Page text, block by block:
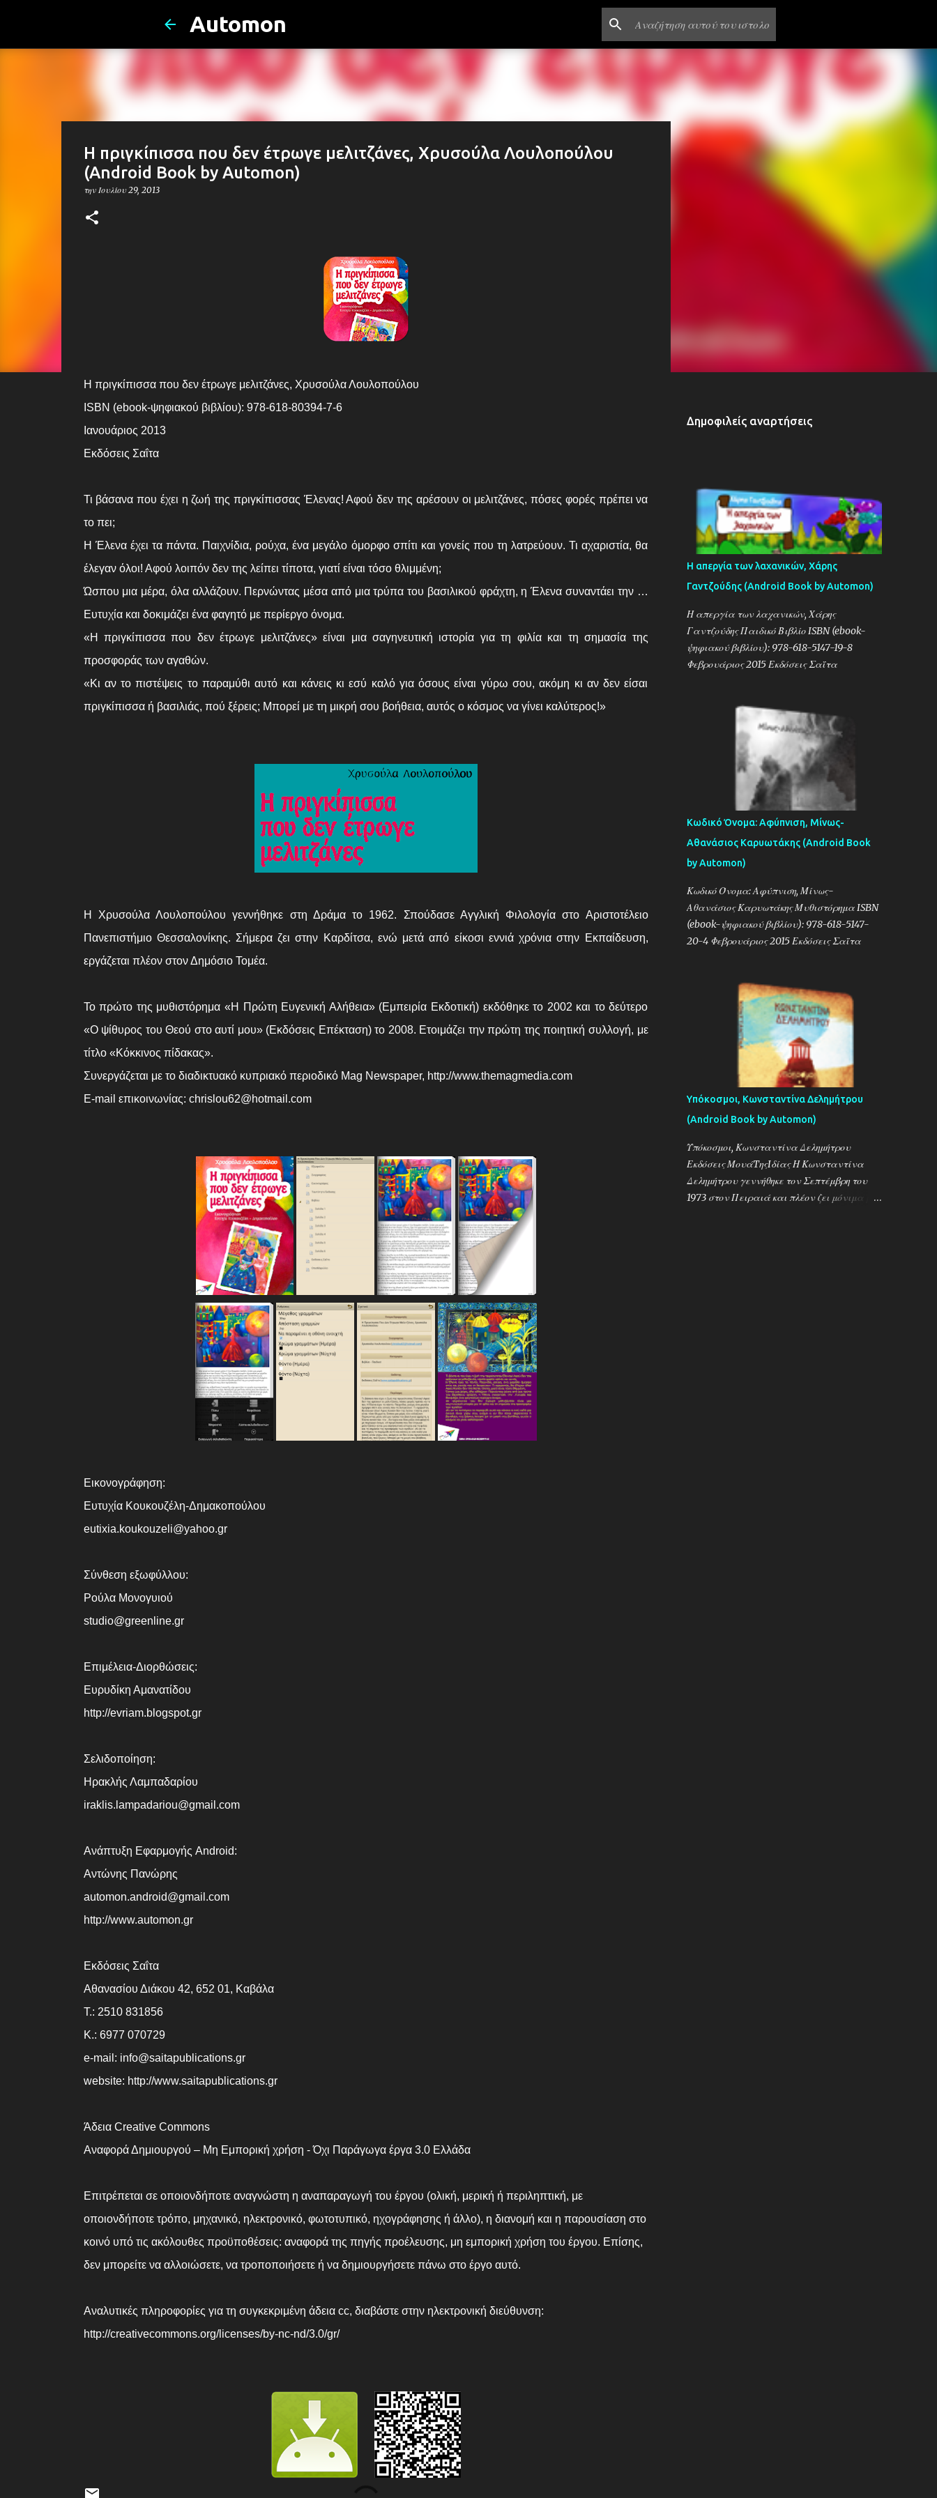
Automon
Η πριγκίπισσα που δεν έτρωγε μελιτζάνες, Χρυσούλα Λουλοπούλου
(Android Book by Automon)
την Ιουλίου 29, 2013
Η πριγκίπισσα που δεν έτρωγε μελιτζάνες, Χρυσούλα Λουλοπούλου
ISBN (ebook-ψηφιακού βιβλίου): 978-618-80394-7-6
Ιανουάριος 2013
Εκδόσεις Σαΐτα
Τι βάσανα που έχει η ζωή της πριγκίπισσας Έλενας! Αφού δεν της αρέσουν οι μελιτζάνες, πόσες φορές πρέπει να
το πει;
Η Έλενα έχει τα πάντα. Παιχνίδια, ρούχα, ένα μεγάλο όμορφο σπίτι και γονείς που τη λατρεύουν. Τι αχαριστία, θα
έλεγαν όλοι! Αφού λοιπόν δεν της λείπει τίποτα, γιατί είναι τόσο θλιμμένη;
Ώσπου μια μέρα, όλα αλλάζουν. Περνώντας μέσα από μια τρύπα του βασιλικού φράχτη, η Έλενα συναντάει την …
Ευτυχία και δοκιμάζει ένα φαγητό με περίεργο όνομα.
«Η πριγκίπισσα που δεν έτρωγε μελιτζάνες» είναι μια σαγηνευτική ιστορία για τη φιλία και τη σημασία της
προσφοράς των αγαθών.
«Κι αν το πιστέψεις το παραμύθι αυτό και κάνεις κι εσύ καλό για όσους είναι γύρω σου, ακόμη κι αν δεν είσαι
πριγκίπισσα ή βασιλιάς, πού ξέρεις; Μπορεί με τη μικρή σου βοήθεια, αυτός ο κόσμος να γίνει καλύτερος!»
Η Χρυσούλα Λουλοπούλου γεννήθηκε στη Δράμα το 1962. Σπούδασε Αγγλική Φιλολογία στο Αριστοτέλειο
Πανεπιστήμιο Θεσσαλονίκης. Σήμερα ζει στην Καρδίτσα, ενώ μετά από είκοσι εννιά χρόνια στην Εκπαίδευση,
εργάζεται πλέον στον Δημόσιο Τομέα.
Το πρώτο της μυθιστόρημα «Η Πρώτη Ευγενική Αλήθεια» (Εμπειρία Εκδοτική) εκδόθηκε το 2002 και το δεύτερο
«Ο ψίθυρος του Θεού στο αυτί μου» (Εκδόσεις Επέκταση) το 2008. Ετοιμάζει την πρώτη της ποιητική συλλογή, με
τίτλο «Κόκκινος πίδακας».
Συνεργάζεται με το διαδικτυακό κυπριακό περιοδικό Mag Newspaper, http://www.themagmedia.com
E-mail επικοινωνίας: chrislou62@hotmail.com
Εικονογράφηση:
Ευτυχία Κουκουζέλη-Δημακοπούλου
eutixia.koukouzeli@yahoo.gr
Σύνθεση εξωφύλλου:
Ρούλα Μονογυιού
studio@greenline.gr
Επιμέλεια-Διορθώσεις:
Ευρυδίκη Αμανατίδου
http://evriam.blogspot.gr
Σελιδοποίηση:
Ηρακλής Λαμπαδαρίου
iraklis.lampadariou@gmail.com
Ανάπτυξη Εφαρμογής Android:
Αντώνης Πανώρης
automon.android@gmail.com
http://www.automon.gr
Εκδόσεις Σαΐτα
Αθανασίου Διάκου 42, 652 01, Καβάλα
Τ.: 2510 831856
Κ.: 6977 070729
e-mail: info@saitapublications.gr
website: http://www.saitapublications.gr
Άδεια Creative Commons
Αναφορά Δημιουργού – Μη Εμπορική χρήση - Όχι Παράγωγα έργα 3.0 Ελλάδα
Επιτρέπεται σε οποιονδήποτε αναγνώστη η αναπαραγωγή του έργου (ολική, μερική ή περιληπτική, με
οποιονδήποτε τρόπο, μηχανικό, ηλεκτρονικό, φωτοτυπικό, ηχογράφησης ή άλλο), η διανομή και η παρουσίαση στο
κοινό υπό τις ακόλουθες προϋποθέσεις: αναφορά της πηγής προέλευσης, μη εμπορική χρήση του έργου. Επίσης,
δεν μπορείτε να αλλοιώσετε, να τροποποιήσετε ή να δημιουργήσετε πάνω στο έργο αυτό.
Αναλυτικές πληροφορίες για τη συγκεκριμένη άδεια cc, διαβάστε στην ηλεκτρονική διεύθυνση:
http://creativecommons.org/licenses/by-nc-nd/3.0/gr/
Δημοφιλείς αναρτήσεις
Η απεργία των λαχανικών, Χάρης
Γαντζούδης (Android Book by Automon)
Η απεργία των λαχανικών, Χάρης
Γαντζούδης Παιδικό Βιβλίο ISBN (ebook-
ψηφιακού βιβλίου): 978-618-5147-19-8
Φεβρουάριος 2015 Εκδόσεις Σαΐτα
Κωδικό Όνομα: Αφύπνιση, Μίνως-
Αθανάσιος Καρυωτάκης (Android Book
by Automon)
Κωδικό Όνομα: Αφύπνιση, Μίνως-
Αθανάσιος Καρυωτάκης Μυθιστόρημα ISBN
(ebook-ψηφιακού βιβλίου): 978-618-5147-
20-4 Φεβρουάριος 2015 Εκδόσεις Σαΐτα
Υπόκοσμοι, Κωνσταντίνα Δελημήτρου
(Android Book by Automon)
Υπόκοσμοι, Κωνσταντίνα Δελημήτρου
Εκδόσεις ΜουάTηςIδίας Η Κωνσταντίνα
Δελημήτρου γεννήθηκε τον Σεπτέμβρη του
1973 στον Πειραιά και πλέον ζει μόνιμα με